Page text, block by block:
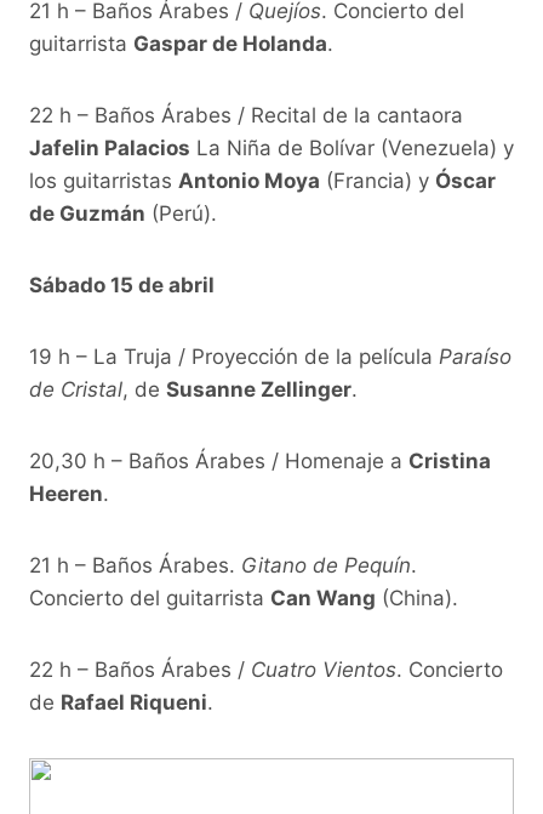
21 h – Baños Árabes / Quejíos. Concierto del
guitarrista Gaspar de Holanda.
22 h – Baños Árabes / Recital de la cantaora
Jafelin Palacios La Niña de Bolívar (Venezuela) y
los guitarristas Antonio Moya (Francia) y Óscar
de Guzmán (Perú).
Sábado 15 de abril
19 h – La Truja / Proyección de la película Paraíso
de Cristal, de Susanne Zellinger.
20,30 h – Baños Árabes / Homenaje a Cristina
Heeren.
21 h – Baños Árabes. Gitano de Pequín.
Concierto del guitarrista Can Wang (China).
22 h – Baños Árabes / Cuatro Vientos. Concierto
de Rafael Riqueni.